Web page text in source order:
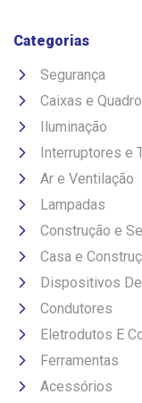
Categorias
Segurança
Caixas e
Iluminação
Interruptores e
Ar e Ventilação
Lampadas
Construção e
Casa e
Dispositivos
Condutores
Eletrodutos E
Ferramentas
Acessórios